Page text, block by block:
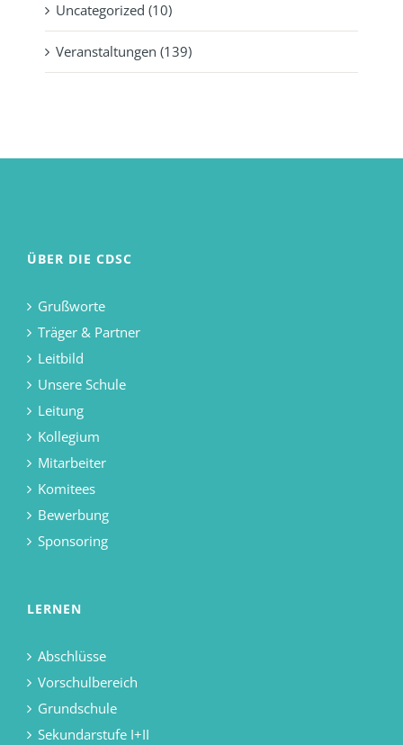
Uncategorized (10)
Veranstaltungen (139)
ÜBER DIE CDSC
Grußworte
Träger & Partner
Leitbild
Unsere Schule
Leitung
Kollegium
Mitarbeiter
Komitees
Bewerbung
Sponsoring
LERNEN
Abschlüsse
Vorschulbereich
Grundschule
Sekundarstufe I+II